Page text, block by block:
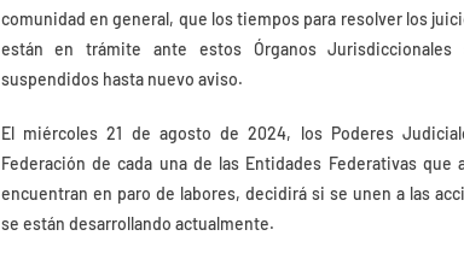
comunidad en general, que los tiempos para resolver los
están en trámite ante estos Órganos Jurisdiccionales
suspendidos hasta nuevo aviso.
El miércoles 21 de agosto de 2024, los Poderes
Federación de cada una de las Entidades Federativas que
encuentran en paro de labores, decidirá si se unen a las
se están desarrollando actualmente.